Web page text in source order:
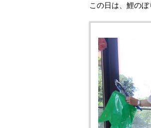
この日は、鯉の